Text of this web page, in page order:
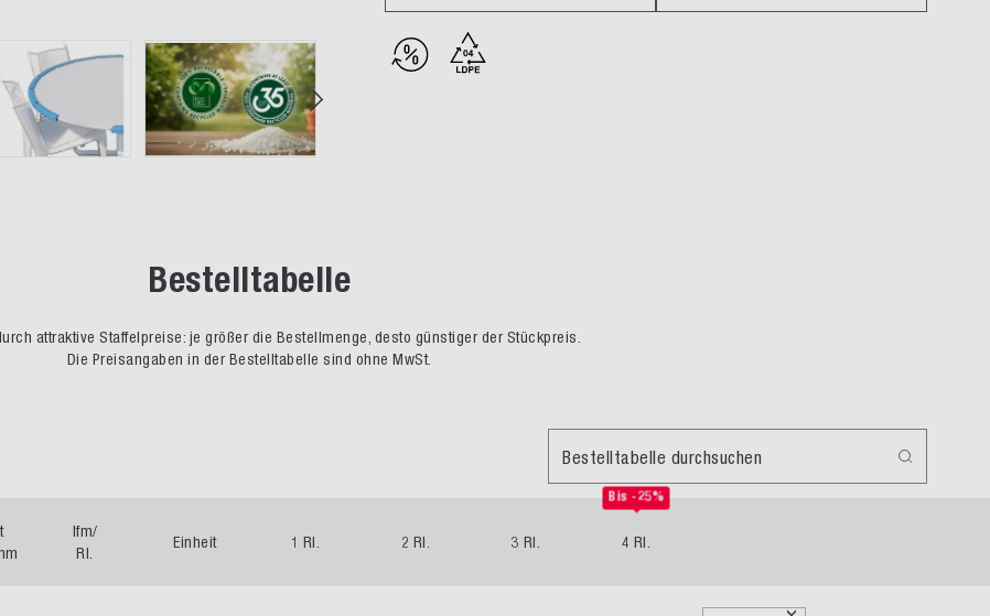
Bestelltabelle
attraktive Staffelpreise: je größer die Bestellmenge, desto günstiger der Stückpreis.
Die Preisangaben in der Bestelltabelle sind ohne MwSt.
Bestelltabelle durchsuchen
lfm/
Rl.
Einheit 1 Rl. 2 Rl. 3 Rl.
Bis -25%
4 Rl.